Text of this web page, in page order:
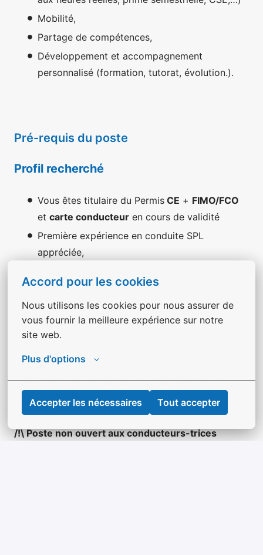
Accord pour les cookies
Nous utilisons les cookies pour nous assurer de
vous fournir la meilleure expérience sur notre
site web.
Plus d'options
Accepter les nécessaires Tout accepter
Mobilité,
Partage de compétences,
Développement et accompagnement
personnalisé (formation, tutorat, évolution.).
Pré-requis du poste
Profil recherché
Vous êtes titulaire du Permis CE + FIMO/FCO
et carte conducteur en cours de validité
Première expérience en conduite SPL
appréciée,
Vous êtes à l’aise avec l’outil informatique et
environnement Android (informatique
embarquée),
Vous êtes de nature débrouillarde et
autonome,
Vous êtes reconnu pour votre adaptabilité,
votre rigueur et votre sens du service client.
/!\ Poste non ouvert aux conducteurs-trices